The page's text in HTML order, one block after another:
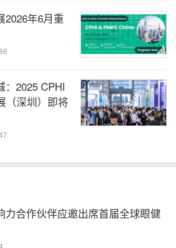
研究—药物&临床：创新医药转化
院士
智能与个体化免疫疗法
交流
话-医研共创：从基础研究到临床
2026年6月重
：2025 CPHI
（深圳）即将
力合作伙伴应邀出席首届全球眼健